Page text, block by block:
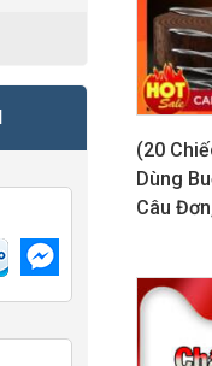
(20
Dùng
Câu
GIẢM GIÁ!